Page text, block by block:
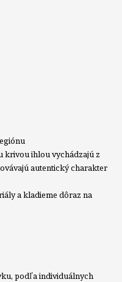
krivou ihlou vychádzajú z
autentický charakter
a kladieme dôraz na
podľa individuálnych